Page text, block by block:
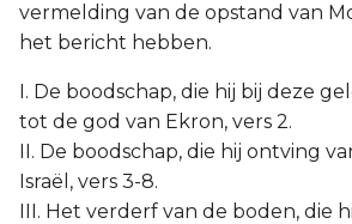
vermelding van de opstand van
het bericht hebben.
I. De boodschap, die hij bij deze
tot de god van Ekron, vers 2.
II. De boodschap, die hij ontving
Israël, vers 3-8.
III. Het verderf van de boden, die